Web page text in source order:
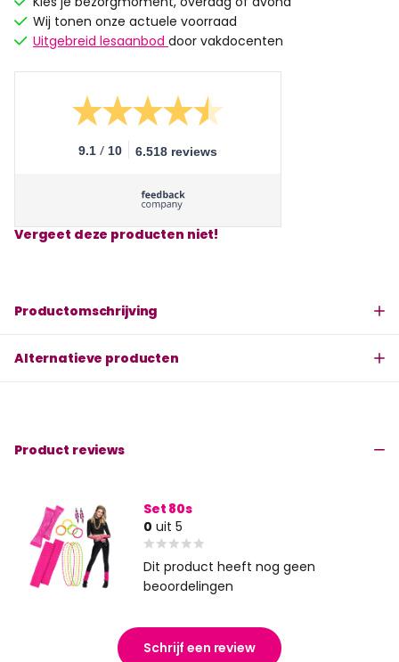
Wij tonen onze actuele voorraad
Uitgebreid lesaanbod door vakdocenten
9.1 / 10 6.518 reviews
Vergeet deze producten niet!
Productomschrijving
Alternatieve producten
Product reviews
Set 80s
0 uit 5
Dit product heeft nog geen
beoordelingen
Schrijf een review